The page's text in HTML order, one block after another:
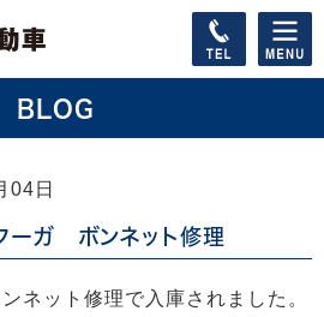
BLOG
04日
ーガ ボンネット修理
ネット修理で入庫されました。